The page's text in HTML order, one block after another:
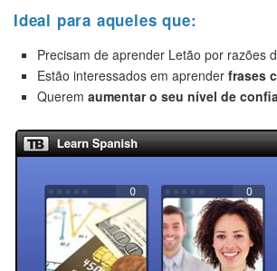
Ideal para aqueles que:
Precisam de aprender Letão por razões
Estão interessados em aprender frases
Querem aumentar o seu nível de